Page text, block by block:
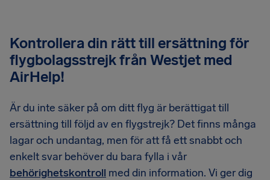
Kontrollera din rätt till ersättning för
flygbolagsstrejk från Westjet med
AirHelp!
Är du inte säker på om ditt flyg är berättigat till
ersättning till följd av en flygstrejk? Det finns många
lagar och undantag, men för att få ett snabbt och
enkelt svar behöver du bara fylla i vår
behörighetskontroll med din information. Vi ger dig